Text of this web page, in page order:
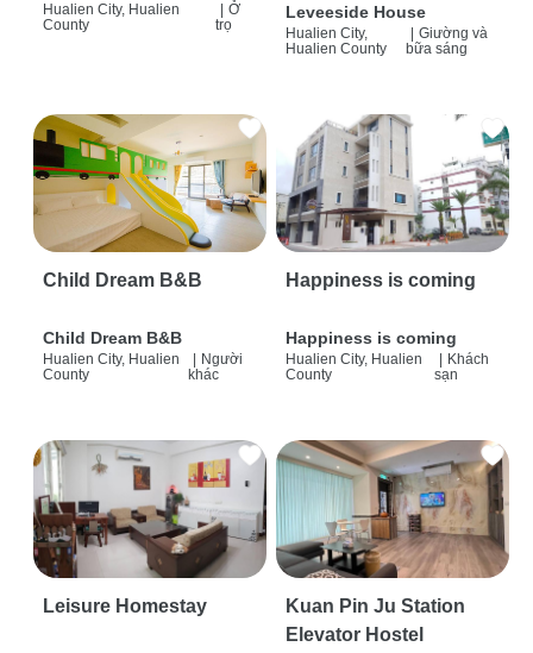
Hualien City, Hualien
County
Ở
trọ
Leveeside House
Hualien City,
Hualien County
Giường và
bữa sáng
Child Dream B&B
Child Dream B&B
Hualien City, Hualien
County
Người
khác
Happiness is coming
Happiness is coming
Hualien City, Hualien
County
Khách
sạn
Leisure Homestay
Kuan Pin Ju Station
Elevator Hostel